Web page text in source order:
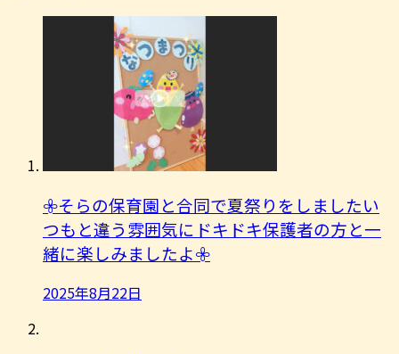
𖧷そらの保育園と合同で夏祭りをしましたい
つもと違う雰囲気にドキドキ保護者の方と一
緒に楽しみましたよ︎𖧷
2025年8月22日